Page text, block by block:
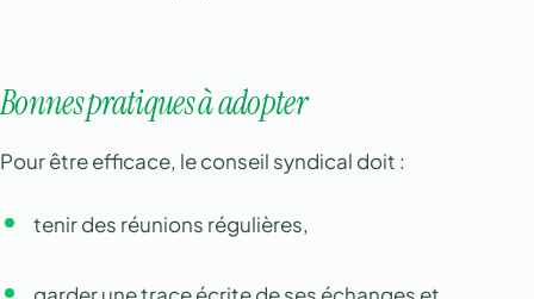
Bonnes pratiques à adopter
Pour être efficace, le conseil syndical doit :
tenir des réunions régulières,